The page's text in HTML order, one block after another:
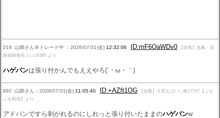
218 :山師さん＠トレード中 ：2026/07/31(金) 12:32:06 ID:mF6OaWDv0
【速報】急騰・急
落銘柄報告スレ19386 より
ハゲバンは張り付かんでもええやろ(´・ω・｀)
892 :山師さん：2026/07/31(金) 11:05:40 ID:+AZft1OG
【急騰】今買えばいい株27267【ぶる
ぶる相場】より
アドバンですら剥がれるのにしれっと張り付いたままのハゲバンw